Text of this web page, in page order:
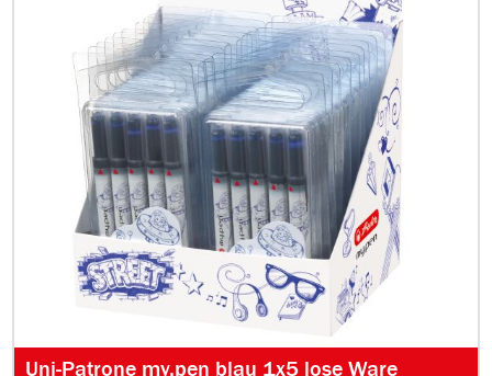
Uni-Patrone my.pen blau 1x5 lose Ware